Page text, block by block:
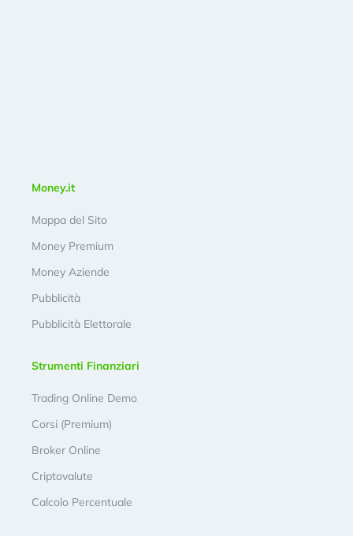
Money.it
Mappa del Sito
Money Premium
Money Aziende
Pubblicità
Pubblicità Elettorale
Strumenti Finanziari
Trading Online Demo
Corsi (Premium)
Broker Online
Criptovalute
Calcolo Percentuale